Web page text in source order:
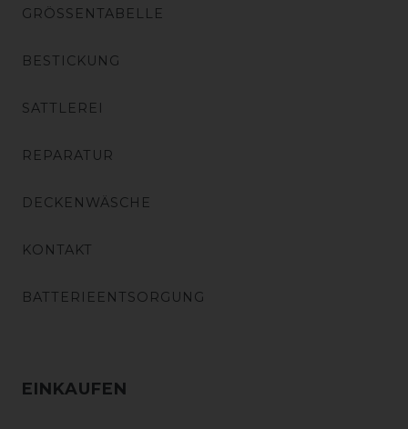
GRÖSSENTABELLE
BESTICKUNG
SATTLEREI
REPARATUR
DECKENWÄSCHE
KONTAKT
BATTERIEENTSORGUNG
EINKAUFEN